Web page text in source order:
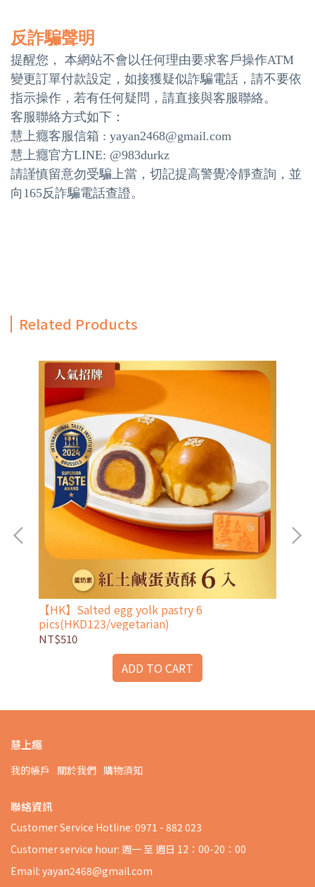
反詐騙聲明
提醒您， 本網站不會以任何理由要求客戶操作ATM
變更訂單付款設定，如接獲疑似詐騙電話，請不要依
指示操作，若有任何疑問，請直接與客服聯絡。
客服聯絡方式如下：
慧上癮客服信箱 : yayan2468@gmail.com
慧上癮官方LINE: @983durkz
請謹慎留意勿受騙上當，切記提高警覺冷靜查詢，並
向165反詐騙電話查證。
Related Products
【HK】Salted egg yolk pastry 6
pics(HKD123/vegetarian)
NT$510
ADD TO CART
慧上癮
我的帳戶 關於我們 購物須知
聯絡資訊
Customer Service Hotline: 0971 - 882 023
Customer service hour: 週一 至 週日 12：00-20：00
Email: yayan2468@gmail.com